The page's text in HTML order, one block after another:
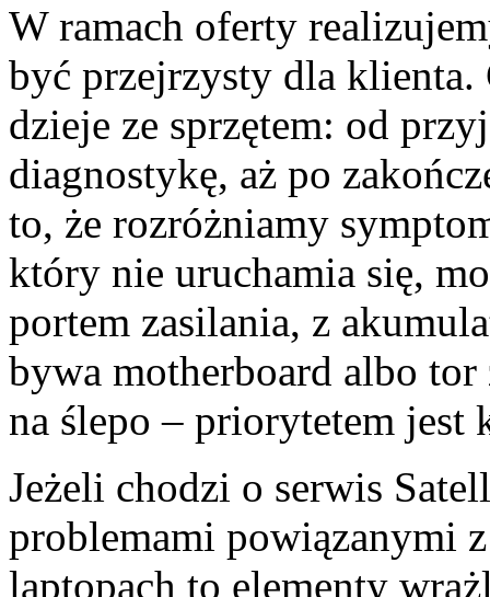
W ramach oferty
być przejrzysty dla klienta.
dzieje ze sprzętem: od
diagnostykę, aż po
to, że rozróżniamy
który nie uruchamia się,
portem zasilania, z
bywa motherboard albo
na ślepo – priorytetem
Jeżeli chodzi o serwis
problemami powiązanymi
laptopach to elementy